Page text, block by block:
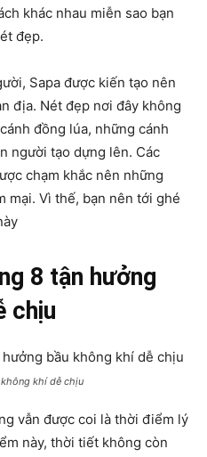
khác nhau miễn sao bạn
đẹp.
Sapa được kiến tạo nên
địa. Nét đẹp nơi đây không
đồng lúa, những cánh
người tạo dựng lên. Các
chạm khắc nên những
mại. Vì thế, bạn nên tới ghé
8 tận hưởng
chịu
khí dễ chịu
vẫn được coi là thời điểm lý
này, thời tiết không còn